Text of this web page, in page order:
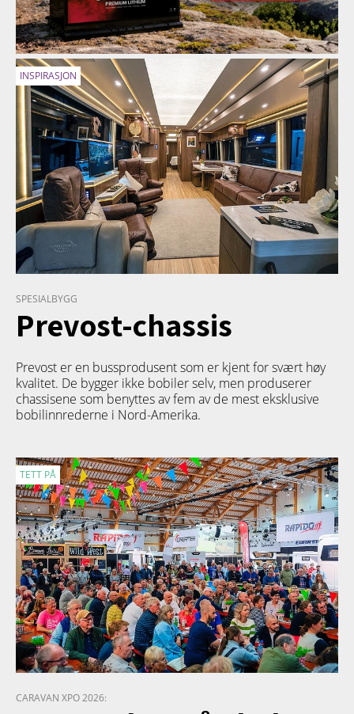
INSPIRASJON
SPESIALBYGG
Prevost-chassis
Prevost er en bussprodusent som er kjent for svært høy
kvalitet. De bygger ikke bobiler selv, men produserer
chassisene som benyttes av fem av de mest eksklusive
bobilinnrederne i Nord-Amerika.
TETT PÅ
CARAVAN XPO 2026: